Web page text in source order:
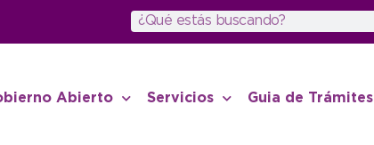
Abierto Servicios Guia de Trámites